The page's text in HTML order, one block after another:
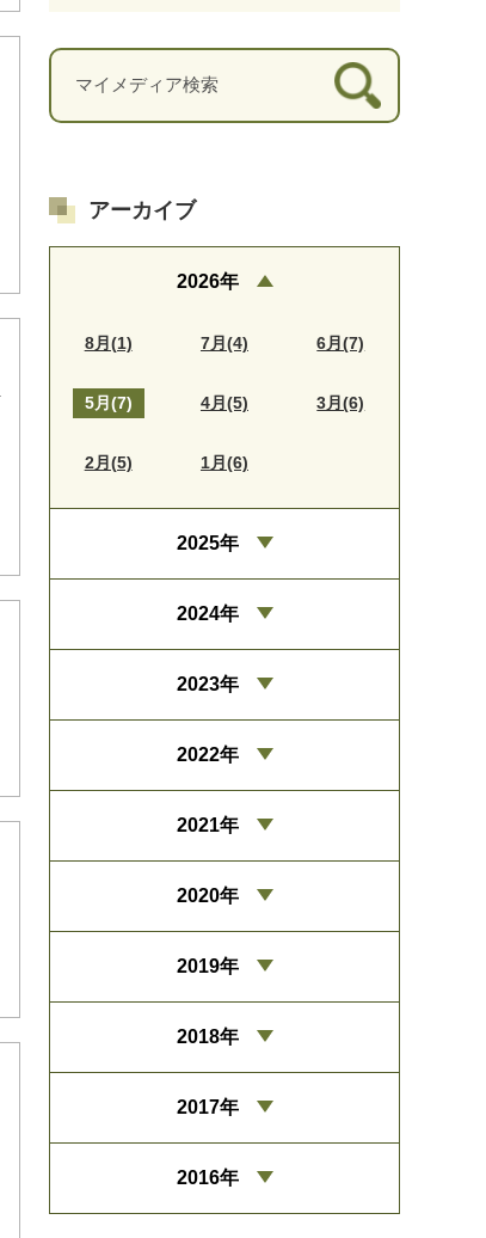
アーカイブ
2026年
8月(1) 7月(4) 6月(7)
5月(7) 4月(5) 3月(6)
2月(5) 1月(6)
2025年
2024年
2023年
2022年
2021年
2020年
2019年
2018年
2017年
2016年